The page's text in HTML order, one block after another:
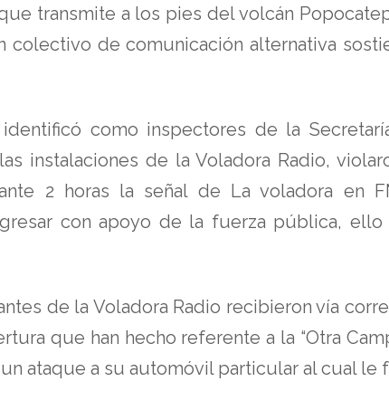
transmite a los pies del volcán
colectivo de comunicación alternativa
como inspectores de la
instalaciones de la Voladora Radio,
2 horas la señal de La voladora en
con apoyo de la fuerza pública,
de la Voladora Radio recibieron vía
que han hecho referente a la “Otra
ataque a su automóvil particular al cual le